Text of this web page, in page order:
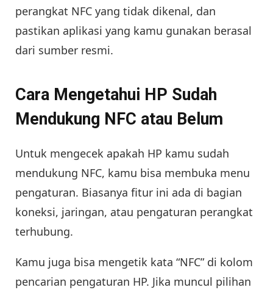
perangkat NFC yang tidak dikenal, dan
pastikan aplikasi yang kamu gunakan berasal
dari sumber resmi.
Cara Mengetahui HP Sudah
Mendukung NFC atau Belum
Untuk mengecek apakah HP kamu sudah
mendukung NFC, kamu bisa membuka menu
pengaturan. Biasanya fitur ini ada di bagian
koneksi, jaringan, atau pengaturan perangkat
terhubung.
Kamu juga bisa mengetik kata “NFC” di kolom
pencarian pengaturan HP. Jika muncul pilihan